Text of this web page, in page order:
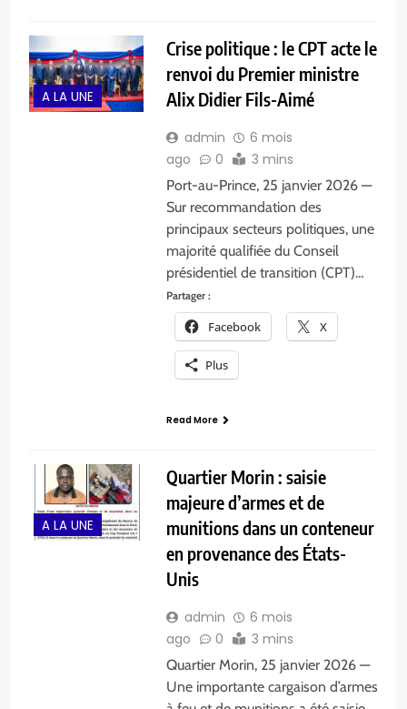
A LA UNE
Crise politique : le CPT acte le
renvoi du Premier ministre
Alix Didier Fils-Aimé
admin
6 mois
ago
0 3 mins
Port-au-Prince, 25 janvier 2026 —
Sur recommandation des
principaux secteurs politiques, une
majorité qualifiée du Conseil
présidentiel de transition (CPT)…
Partager :
Facebook X
Plus
Read More
A LA UNE
Quartier Morin : saisie
majeure d’armes et de
munitions dans un conteneur
en provenance des États-
Unis
admin
6 mois
ago
0 3 mins
Quartier Morin, 25 janvier 2026 —
Une importante cargaison d’armes